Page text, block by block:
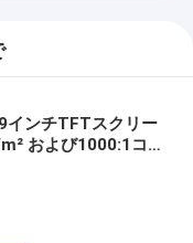
インチTFTスクリー
および1000:1コ